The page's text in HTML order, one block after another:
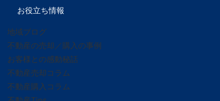
お役立ち情報
地域ブログ
不動産の売却／購入の事例
お客様との感動秘話
不動産売却コラム
不動産購入コラム